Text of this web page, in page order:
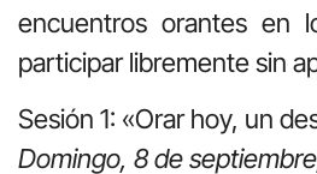
encuentros orantes en
participar libremente sin
Sesión 1: «Orar hoy, un
Domingo, 8 de